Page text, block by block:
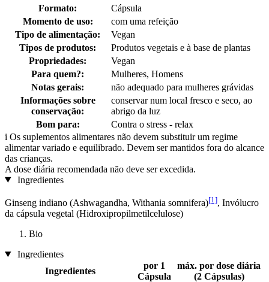
Formato:
Cápsula
Momento de uso:
com uma refeição
Tipo de alimentação:
Vegan
Tipos de produtos:
Produtos vegetais e à base de plantas
Propriedades:
Vegan
Para quem?:
Mulheres, Homens
Notas gerais:
não adequado para mulheres grávidas
Informações sobre
conservação:
conservar num local fresco e seco, ao
abrigo da luz
Bom para:
Contra o stress - relax
i Os suplementos alimentares não devem substituir um regime
alimentar variado e equilibrado. Devem ser mantidos fora do alcance
das crianças.
A dose diária recomendada não deve ser excedida.
Ingredientes
Ginseng indiano (Ashwagandha, Withania somnifera)[1], Invólucro
da cápsula vegetal (Hidroxipropilmetilcelulose)
Bio
Ingredientes
Ingredientes
por 1
Cápsula
máx. por dose diária
(2 Cápsulas)